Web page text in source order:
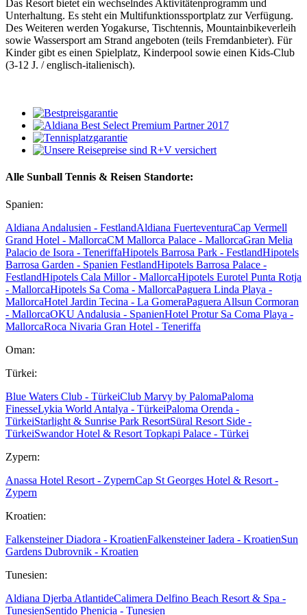
Das Resort bietet ein wechselndes Aktivitätenprogramm und
Unterhaltung. Es steht ein Multifunktionssportplatz zur Verfügung.
Des Weiteren werden Yogakurse, Tischtennis, Mountainbikeverleih
sowie Wassersport am Strand angeboten (teils Fremdanbieter). Für
Kinder gibt es einen Spielplatz, Kinderpool sowie einen Kids-Club
(3-12 J. / englisch-italienisch).
Alle Sunball Tennis & Reisen Standorte:
Spanien:
Aldiana Andalusien - FestlandAldiana FuerteventuraCap Vermell
Grand Hotel - MallorcaCM Mallorca Palace - MallorcaGran Melia
Palacio de Isora - TeneriffaHipotels Barrosa Park - FestlandHipotels
Barrosa Garden - Spanien FestlandHipotels Barrosa Palace -
FestlandHipotels Cala Millor - MallorcaHipotels Eurotel Punta Rotja
- MallorcaHipotels Sa Coma - MallorcaPaguera Linda Playa -
MallorcaHotel Jardin Tecina - La GomeraPaguera Allsun Cormoran
- MallorcaOKU Andalusia - SpanienHotel Protur Sa Coma Playa -
MallorcaRoca Nivaria Gran Hotel - Teneriffa
Oman:
Türkei:
Blue Waters Club - TürkeiClub Marvy by PalomaPaloma
FinesseLykia World Antalya - TürkeiPaloma Orenda -
TürkeiStarlight & Sunrise Park ResortSüral Resort Side -
TürkeiSwandor Hotel & Resort Topkapi Palace - Türkei
Zypern:
Anassa Hotel Resort - ZypernCap St Georges Hotel & Resort -
Zypern
Kroatien:
Falkensteiner Diadora - KroatienFalkensteiner Iadera - KroatienSun
Gardens Dubrovnik - Kroatien
Tunesien:
Aldiana Djerba AtlantideCalimera Delfino Beach Resort & Spa -
TunesienSentido Phenicia - Tunesien